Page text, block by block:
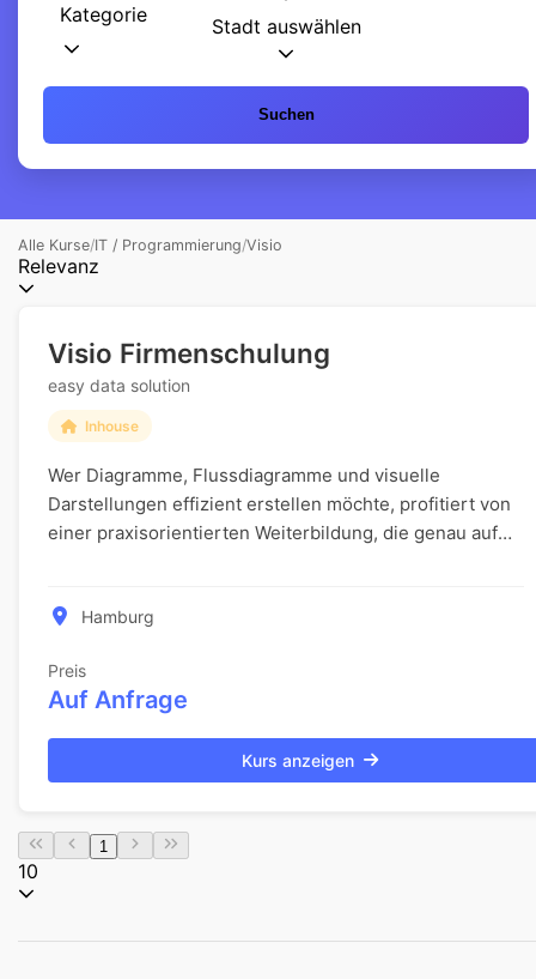
Kategorie Stadt auswählen
Suchen
Alle Kurse/IT / Programmierung/Visio
Relevanz
Visio Firmenschulung
easy data solution
Inhouse
Wer Diagramme, Flussdiagramme und visuelle
Darstellungen effizient erstellen möchte, profitiert von
einer praxisorientierten Weiterbildung, die genau auf
Hamburg
Preis
Auf Anfrage
Kurs anzeigen
1
10